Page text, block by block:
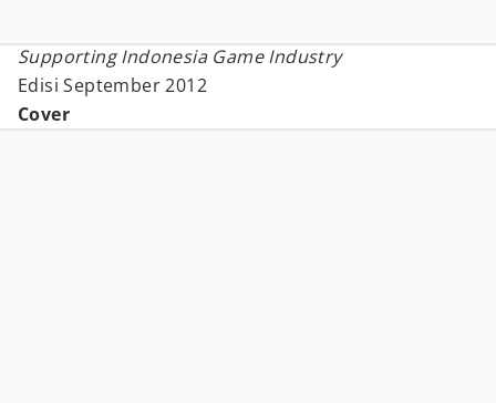
Supporting Indonesia Game Industry
Edisi September 2012
Cover